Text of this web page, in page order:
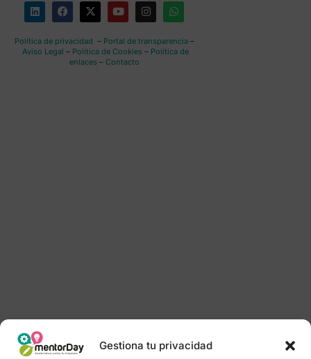
Gestiona tu privacidad
Política de privacidad – Portal de transparencia–
Aviso Legal – Política de Cookies – Política de
enlaces – Contacto